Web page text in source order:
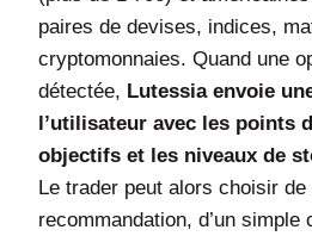
paires de devises, indices,
cryptomonnaies. Quand une
détectée, Lutessia envoie
l’utilisateur avec les points
objectifs et les niveaux de
Le trader peut alors choisir
recommandation, d’un simple